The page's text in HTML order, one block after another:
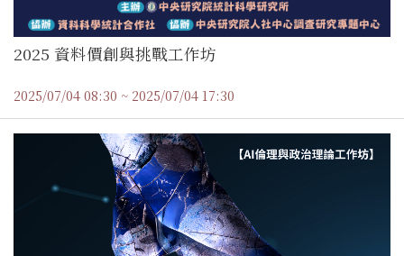
2025 資料價創與挑戰工作坊
2025/07/04 08:30 ~ 2025/07/04 17:30